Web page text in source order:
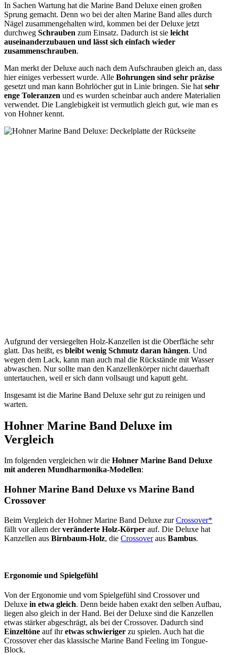
In Sachen Wartung hat die Marine Band Deluxe einen großen
Sprung gemacht. Denn wo bei der alten Marine Band alles durch
Nägel zusammengehalten wird, kommen bei der Deluxe jetzt
durchweg Schrauben zum Einsatz. Dadurch ist sie leicht
auseinanderzubauen und lässt sich einfach wieder
zusammenschrauben.
Man merkt der Deluxe auch nach dem Aufschrauben gleich an, dass
hier einiges verbessert wurde. Alle Bohrungen sind sehr präzise
gesetzt und man kann Bohrlöcher gut in Linie bringen. Sie hat sehr
enge Toleranzen und es wurden scheinbar auch andere Materialien
verwendet. Die Langlebigkeit ist vermutlich gleich gut, wie man es
von Hohner kennt.
Aufgrund der versiegelten Holz-Kanzellen ist die Oberfläche sehr
glatt. Das heißt, es bleibt wenig Schmutz daran hängen. Und
wegen dem Lack, kann man auch mal die Rückstände mit Wasser
abwaschen. Nur sollte man den Kanzellenkörper nicht dauerhaft
untertauchen, weil er sich dann vollsaugt und kaputt geht.
Insgesamt ist die Marine Band Deluxe sehr gut zu reinigen und
warten.
Hohner Marine Band Deluxe im
Vergleich
Im folgenden vergleichen wir die Hohner Marine Band Deluxe
mit anderen Mundharmonika-Modellen:
Hohner Marine Band Deluxe vs Marine Band
Crossover
Beim Vergleich der Hohner Marine Band Deluxe zurCrossover*
fällt vor allem derveränderte Holz-Körper auf. Die Deluxe hat
Kanzellen aus Birnbaum-Holz, die Crossoveraus Bambus.
Ergonomie und Spielgefühl
Von der Ergonomie und vom Spielgefühl sind Crossover und
Deluxe in etwa gleich. Denn beide haben exakt den selben Aufbau,
liegen also gleich in der Hand. Bei der Deluxe sind die Kanzellen
etwas stärker abgeschrägt, als bei der Crossover. Dadurch sind
Einzeltöne auf ihretwas schwieriger zu spielen. Auch hat die
Crossover eher das klassische Marine Band Feeling im Tongue-
Block.